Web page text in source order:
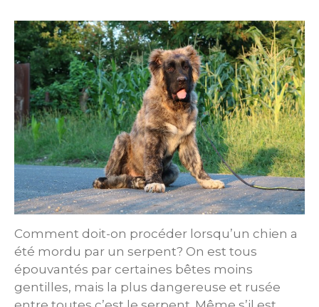
Comment doit-on procéder lorsqu’un chien a
été mordu par un serpent? On est tous
épouvantés par certaines bêtes moins
gentilles, mais la plus dangereuse et rusée